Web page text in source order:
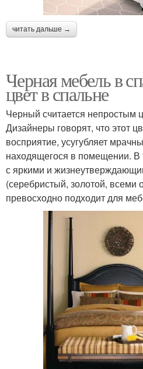
читать дальше →
Черная мебель в
цвет в спальне
Черный считается непростым
Дизайнеры говорят, что этот
восприятие, усугубляет
находящегося в помещении. В
с яркими и
(серебристый, золотой, всеми
превосходно подходит для